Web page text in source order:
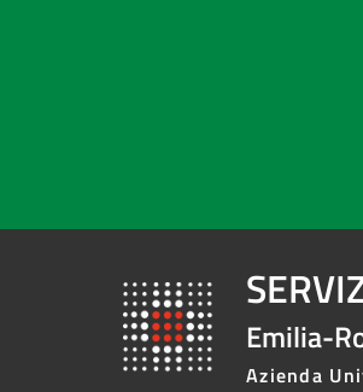
Emilia-
Azienda